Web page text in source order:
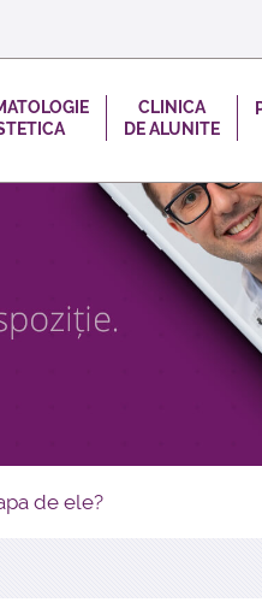
CLINICA
DE ALUNITE
de ele?